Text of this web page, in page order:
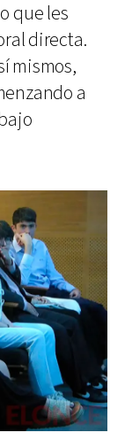
que les
directa.
mismos,
a